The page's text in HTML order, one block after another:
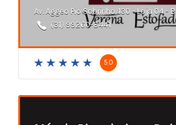
(31) 99260-8441
5.0